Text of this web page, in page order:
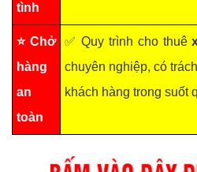
tình
⭐ Chở
hàng
an
toàn
✅ Quy trình cho thuê
chuyên nghiệp, có
khách hàng trong suốt